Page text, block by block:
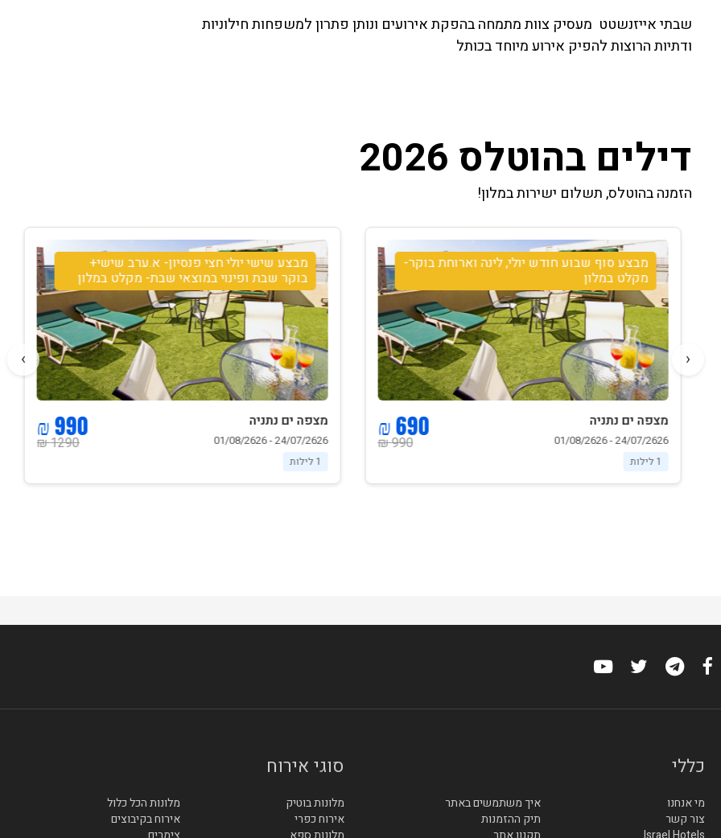
שבתי אייזנשטט מעסיק צוות מתמחה בהפקת אירועים ונותן פתרון למשפחות חילוניות
ודתיות הרוצות להפיק אירוע מיוחד בכותל
דילים בהוטלס 2026
הזמנה בהוטלס, תשלום ישירות במלון!
מבצע סוף שבוע חודש יולי, לינה וארוחת בוקר-
מקלט במלון
מצפה ים נתניה
24/07/2626 - 01/08/2626
1 לילות
990 ₪
690 ₪
מבצע שישי יולי חצי פנסיון- א.ערב שישי+
בוקר שבת ופינוי במוצאי שבת- מקלט במלון
מצפה ים נתניה
24/07/2626 - 01/08/2626
1 לילות
1290 ₪
990 ₪
‹
›
כללי
מי אנחנו
איך משתמשים באתר
צור קשר
תיק ההזמנות
סוגי אירוח
מלונות בוטיק
מלונות הכל כלול
אירוח כפרי
אירוח בקיבוצים